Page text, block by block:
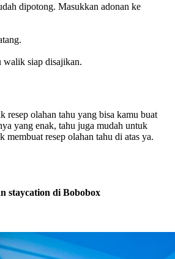
dipotong. Masukkan adonan ke
walik siap disajikan.
resep olahan tahu yang bisa kamu buat
yang enak, tahu juga mudah untuk
membuat resep olahan tahu di atas ya.
staycation di Bobobox